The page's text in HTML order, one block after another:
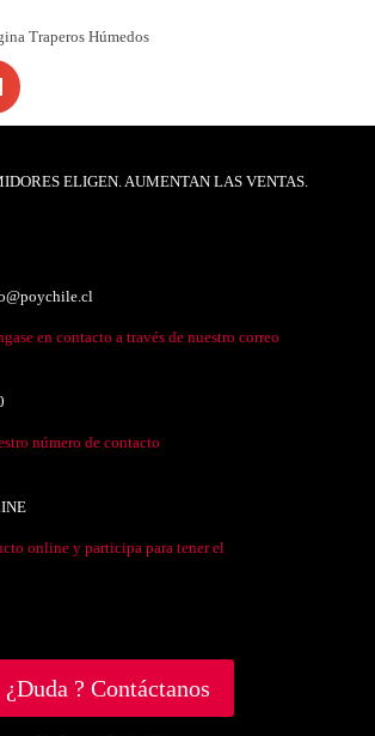
ELIGEN. AUMENTAN LAS VENTAS.
en contacto a través de nuestro correo
número de contacto
online y participa para tener el
¿Duda ? Contáctanos